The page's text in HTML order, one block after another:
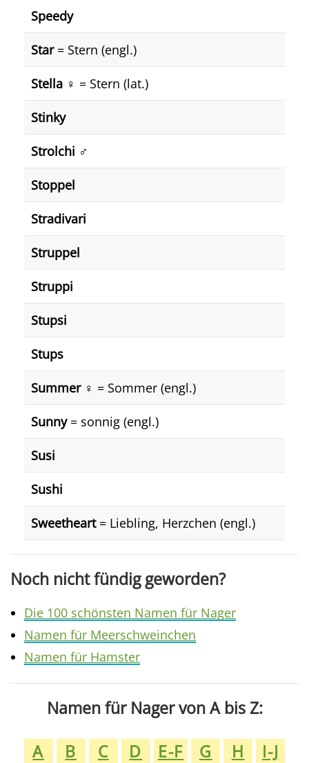
Speedy
Star= Stern (engl.)
Stella ♀️ = Stern (lat.)
Stinky
Strolchi ♂️
Stoppel
Stradivari
Struppel
Struppi
Stupsi
Stups
Summer ♀️ = Sommer (engl.)
Sunny= sonnig (engl.)
Susi
Sushi
Sweetheart= Liebling, Herzchen (engl.)
Noch nicht fündig geworden?
Die 100 schönsten Namen für Nager
Namen für Meerschweinchen
Namen für Hamster
Namen für Nager von A bis Z:
A
B C D E-F G H
I-J